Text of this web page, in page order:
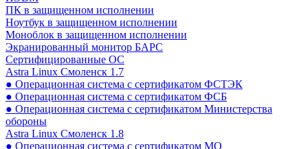
ПК в защищенном исполнении
Ноутбук в защищенном исполнении
Моноблок в защищенном исполнении
Экранированный монитор БАРС
Сертифицированные ОС
Astra Linux Смоленск 1.7
● Операционная система с сертификатом ФСТЭК
● Операционная система с сертификатом ФСБ
● Операционная система с сертификатом Министерства
обороны
Astra Linux Смоленск 1.8
● Операционная система с сертификатом МО